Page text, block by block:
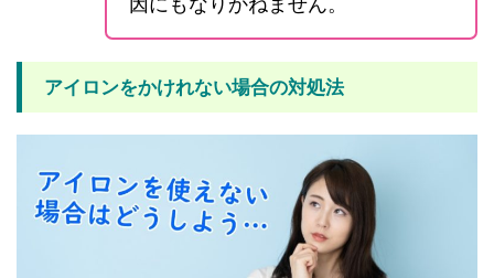
アイロンをかけれない場合の対処法